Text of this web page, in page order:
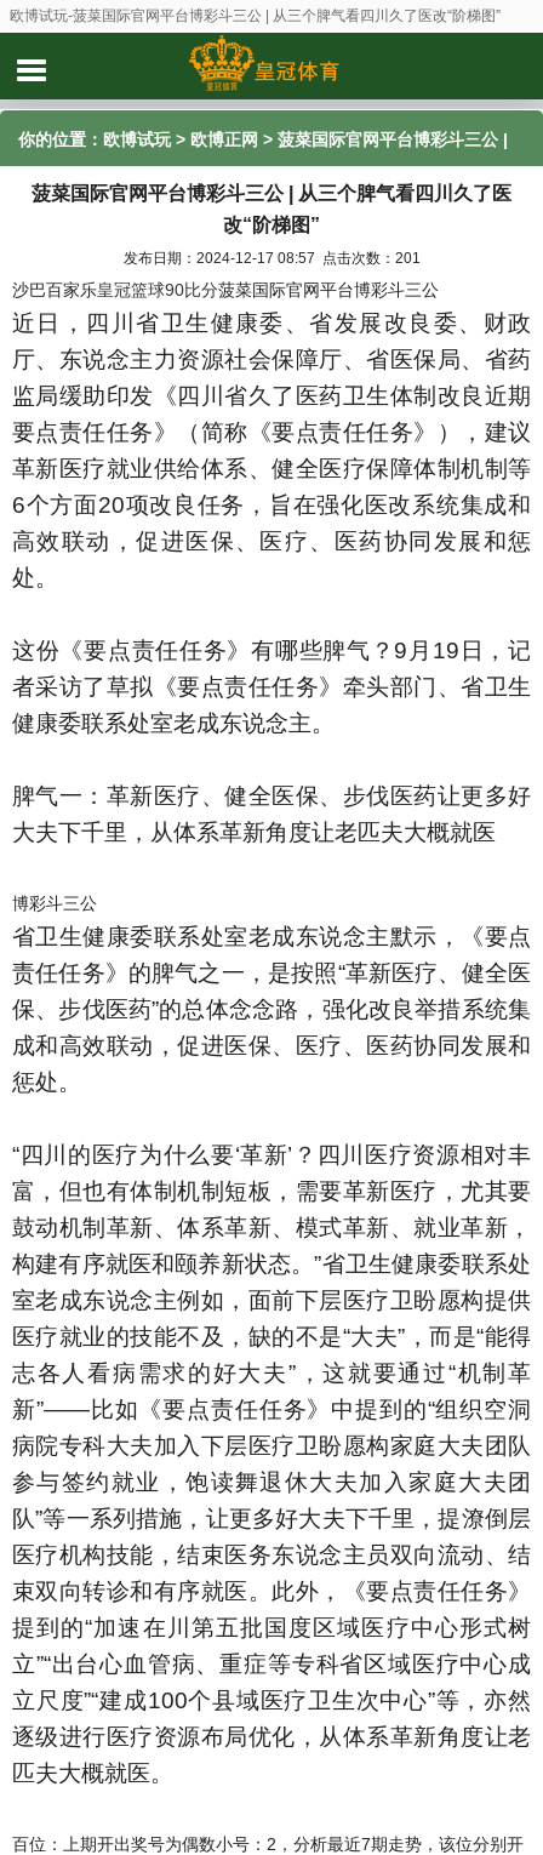
欧博试玩-菠菜国际官网平台博彩斗三公 | 从三个脾气看四川久了医改“阶梯图”
你的位置： 欧博试玩> 欧博正网 > 菠菜国际官网平台博彩斗三公 |
从三个脾气看四川久了医改“阶梯图”
菠菜国际官网平台博彩斗三公 | 从三个脾气看四川久了医
改“阶梯图”
发布日期：2024-12-17 08:57 点击次数：201
沙巴百家乐皇冠篮球90比分菠菜国际官网平台博彩斗三公
近日，四川省卫生健康委、省发展改良委、财政
厅、东说念主力资源社会保障厅、省医保局、省药
监局缓助印发《四川省久了医药卫生体制改良近期
要点责任任务》（简称《要点责任任务》），建议
革新医疗就业供给体系、健全医疗保障体制机制等
6个方面20项改良任务，旨在强化医改系统集成和
高效联动，促进医保、医疗、医药协同发展和惩
处。
这份《要点责任任务》有哪些脾气？9月19日，记
者采访了草拟《要点责任任务》牵头部门、省卫生
健康委联系处室老成东说念主。
脾气一：革新医疗、健全医保、步伐医药让更多好
大夫下千里，从体系革新角度让老匹夫大概就医
博彩斗三公
省卫生健康委联系处室老成东说念主默示，《要点
责任任务》的脾气之一，是按照“革新医疗、健全医
保、步伐医药”的总体念念路，强化改良举措系统集
成和高效联动，促进医保、医疗、医药协同发展和
惩处。
“四川的医疗为什么要‘革新’？四川医疗资源相对丰
富，但也有体制机制短板，需要革新医疗，尤其要
鼓动机制革新、体系革新、模式革新、就业革新，
构建有序就医和颐养新状态。”省卫生健康委联系处
室老成东说念主例如，面前下层医疗卫盼愿构提供
医疗就业的技能不及，缺的不是“大夫”，而是“能得
志各人看病需求的好大夫”，这就要通过“机制革
新”——比如《要点责任任务》中提到的“组织空洞
病院专科大夫加入下层医疗卫盼愿构家庭大夫团队
参与签约就业，饱读舞退休大夫加入家庭大夫团
队”等一系列措施，让更多好大夫下千里，提潦倒层
医疗机构技能，结束医务东说念主员双向流动、结
束双向转诊和有序就医。此外，《要点责任任务》
提到的“加速在川第五批国度区域医疗中心形式树
立”“出台心血管病、重症等专科省区域医疗中心成
立尺度”“建成100个县域医疗卫生次中心”等，亦然
逐级进行医疗资源布局优化，从体系革新角度让老
匹夫大概就医。
百位：上期开出奖号为偶数小号：2，分析最近7期走势，该位分别开